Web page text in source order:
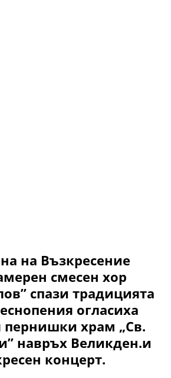
на Възкресение
смесен хор
спази традицията
огласиха
пернишки храм „Св.
навръх Великден.и
концерт.